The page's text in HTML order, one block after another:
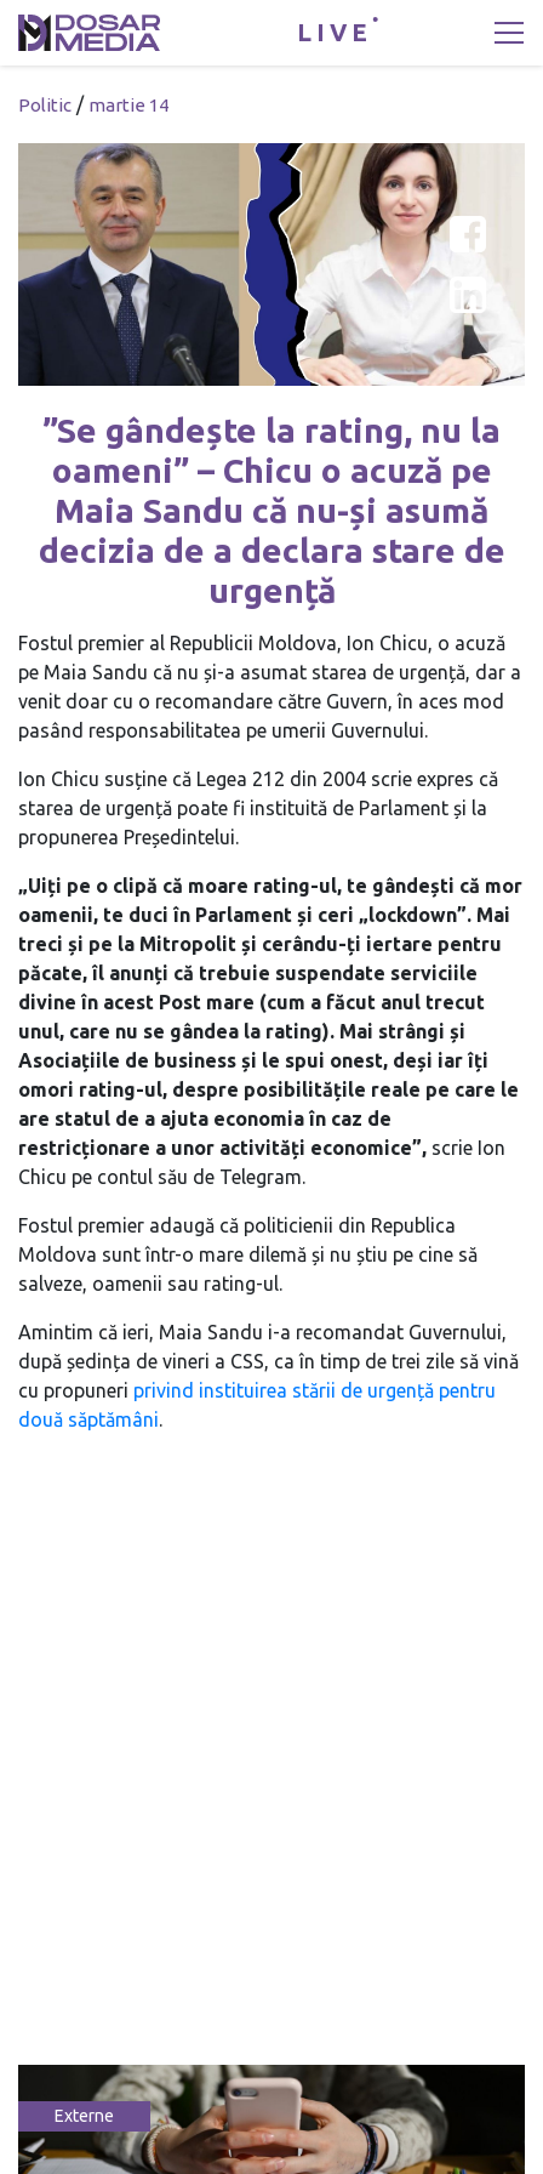
LIVE
Politic / martie 14
”Se gândește la rating, nu la
oameni” – Chicu o acuză pe
Maia Sandu că nu-și asumă
decizia de a declara stare de
urgență
Fostul premier al Republicii Moldova, Ion Chicu, o acuză
pe Maia Sandu că nu și-a asumat starea de urgență, dar a
venit doar cu o recomandare către Guvern, în aces mod
pasând responsabilitatea pe umerii Guvernului.
Ion Chicu susține că Legea 212 din 2004 scrie expres că
starea de urgență poate fi instituită de Parlament și la
propunerea Președintelui.
„Uiți pe o clipă că moare rating-ul, te gândești că mor
oamenii, te duci în Parlament și ceri „lockdown”. Mai
treci și pe la Mitropolit și cerându-ți iertare pentru
păcate, îl anunți că trebuie suspendate serviciile
divine în acest Post mare (cum a făcut anul trecut
unul, care nu se gândea la rating). Mai strângi și
Asociațiile de business și le spui onest, deși iar îți
omori rating-ul, despre posibilitățile reale pe care le
are statul de a ajuta economia în caz de
restricționare a unor activități economice”, scrie Ion
Chicu pe contul său de Telegram.
Fostul premier adaugă că politicienii din Republica
Moldova sunt într-o mare dilemă și nu știu pe cine să
salveze, oamenii sau rating-ul.
Amintim că ieri, Maia Sandu i-a recomandat Guvernului,
după ședința de vineri a CSS, ca în timp de trei zile să vină
cu propuneri privind instituirea stării de urgență pentru
două săptămâni.
Externe